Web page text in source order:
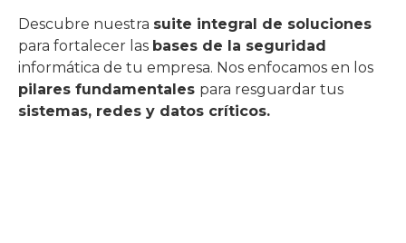
Descubre nuestra suite integral de soluciones
para fortalecer las bases de la seguridad
informática de tu empresa. Nos enfocamos en los
pilares fundamentales para resguardar tus
sistemas, redes y datos críticos.